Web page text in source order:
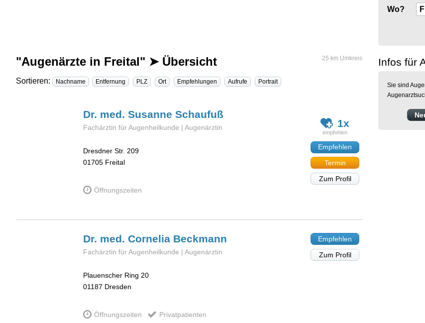
"Augenärzte in Freital" ➤ Übersicht 25 km Umkreis
Sortieren: Nachname Entfernung PLZ Ort Empfehlungen Aufrufe Portrait
Dr. med. Susanne Schaufuß
Fachärztin für Augenheilkunde | Augenärztin
Dresdner Str. 209
01705 Freital
Öffnungszeiten
1x
Empfehlen
Termin
Zum Profil
Dr. med. Cornelia Beckmann
Fachärztin für Augenheilkunde | Augenärztin
Plauenscher Ring 20
01187 Dresden
Öffnungszeiten Privatpatienten
Empfehlen
Zum Profil
Wo?
Infos für
Sie sind